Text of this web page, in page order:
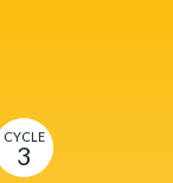
CYCLE
3